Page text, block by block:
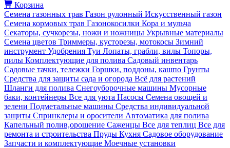
Корзина
Семена газонных трав Газон рулонный Искусственный газон
Семена кормовых трав Газонокосилки Кора и мульча
Секаторы, сучкорезы, ножи и ножницы Укрывные материалы
Семена цветов Триммеры, кусторезы, мотокосы Зимний
инструмент Удобрения Туи Лопаты, грабли, вилы Топоры,
пилы Комплектующие для полива Садовый инвентарь
Садовые тачки, тележки Горшки, поддоны, кашпо Грунты
Средства для защиты сада и огорода Всё для растений
Шланги для полива Снегоуборочные машины Мусорные
баки, контейнеры Все для уюта Насосы Семена овощей и
зелени Подметальные машины Средства индивидуальной
защиты Спринклеры и оросители Автоматика для полива
Капельный полив,орошение Саженцы Все для теплиц Все для
ремонта и строительства Пруды Кухня Садовое оборудование
Запчасти и комплектующие Моечные установки